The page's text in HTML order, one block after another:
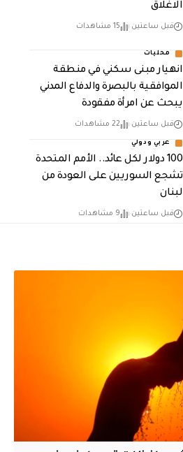
الاغلاق
قبل ساعتين 15 مشاهدات
محليات
انهيار مبنى سكني في منطقة
الموافقية بالبصرة والدفاع المدني
يبحث عن امرأة مفقودة
قبل ساعتين 22 مشاهدات
عربي ودولي
100 دولار لكل عائد.. الأمم المتحدة
تشجع السوريين على العودة من
لبنان
قبل ساعتين 9 مشاهدات